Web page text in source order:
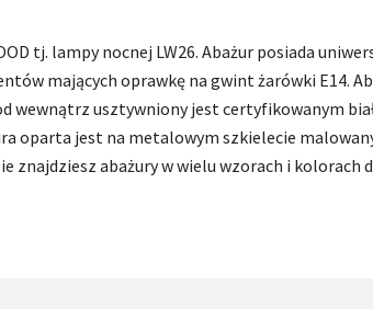
tj. lampy nocnej LW26. Abażur posiada
mających oprawkę na gwint żarówki E14.
wewnątrz usztywniony jest certyfikowanym
oparta jest na metalowym szkielecie
znajdziesz abażury w wielu wzorach i kolorach